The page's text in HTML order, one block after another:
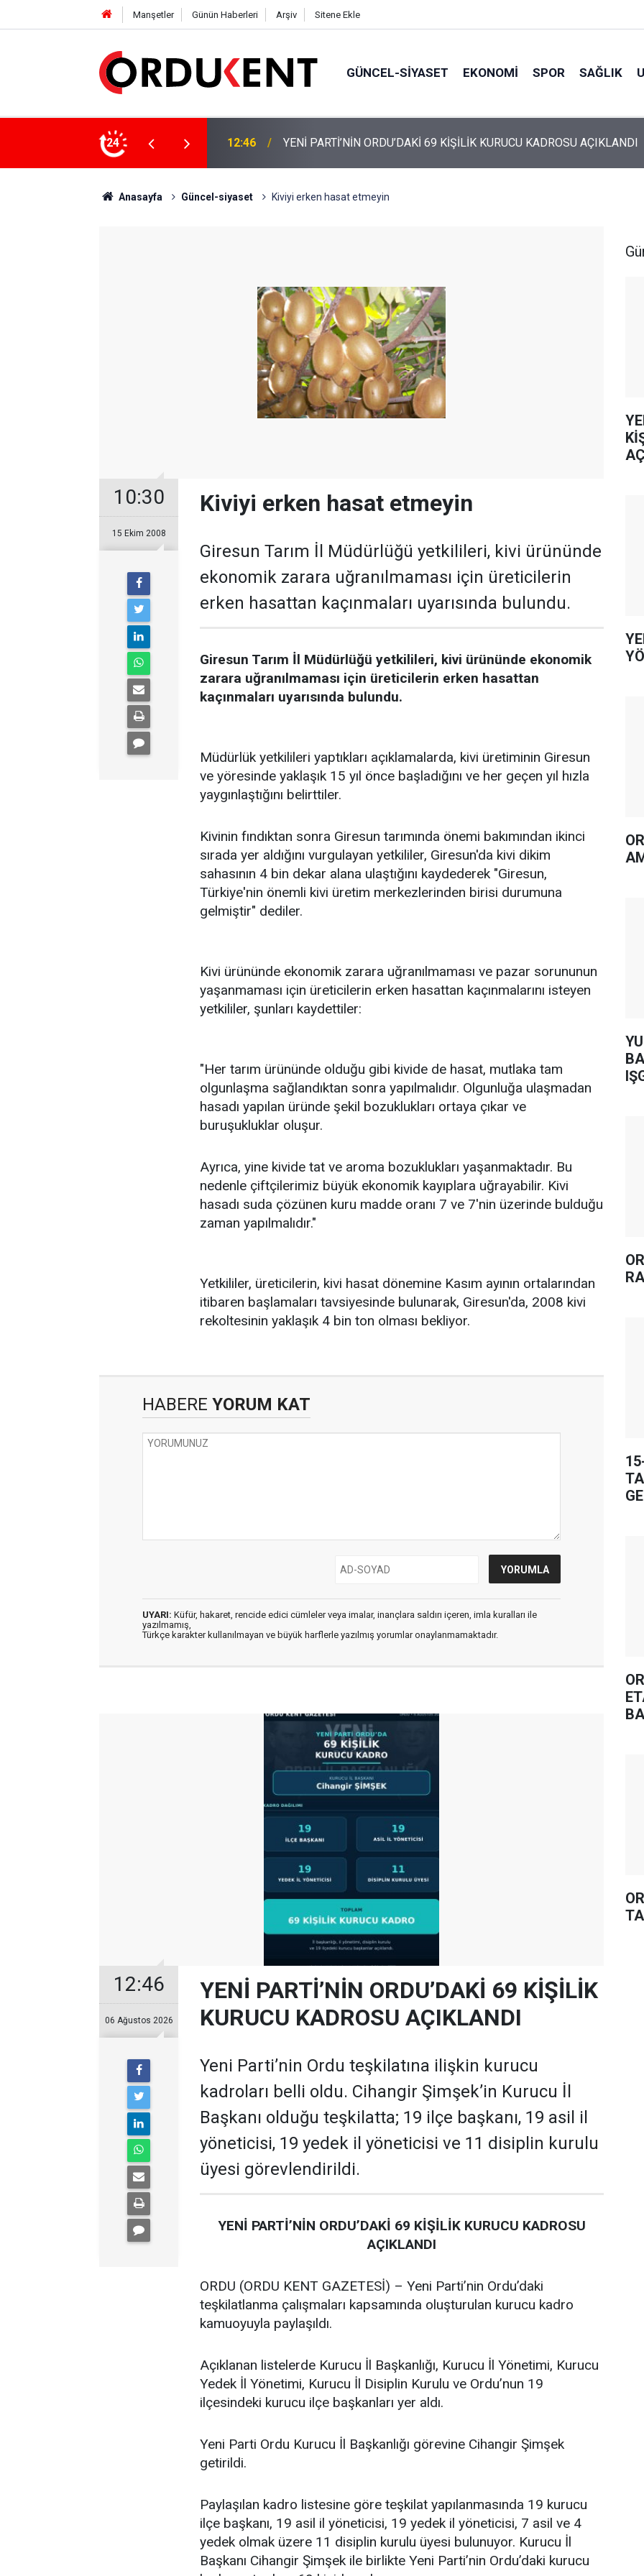
Manşetler Günün Haberleri Arşiv Sitene Ekle
GÜNCEL-SIYASET EKONOMI SPOR SAĞLIK
24
KURUCU KADROSU AÇIKLANDI 12:22 YENİ PARTİ ALTINORDU’DA KURUCU YÖNETİMİNİ AÇIKLADI
Anasayfa Güncel-siyaset Kiviyi erken hasat etmeyin
10:30
15 Ekim 2008
Kiviyi erken hasat etmeyin
Giresun Tarım İl Müdürlüğü yetkilileri, kivi ürününde
ekonomik zarara uğranılmaması için üreticilerin
erken hasattan kaçınmaları uyarısında bulundu.
Giresun Tarım İl Müdürlüğü yetkilileri, kivi ürününde ekonomik
zarara uğranılmaması için üreticilerin erken hasattan
kaçınmaları uyarısında bulundu.
Müdürlük yetkilileri yaptıkları açıklamalarda, kivi üretiminin Giresun
ve yöresinde yaklaşık 15 yıl önce başladığını ve her geçen yıl hızla
yaygınlaştığını belirttiler.
Kivinin fındıktan sonra Giresun tarımında önemi bakımından ikinci
sırada yer aldığını vurgulayan yetkililer, Giresun'da kivi dikim
sahasının 4 bin dekar alana ulaştığını kaydederek "Giresun,
Türkiye'nin önemli kivi üretim merkezlerinden birisi durumuna
gelmiştir" dediler.
Kivi ürününde ekonomik zarara uğranılmaması ve pazar sorununun
yaşanmaması için üreticilerin erken hasattan kaçınmalarını isteyen
yetkililer, şunları kaydettiler:
"Her tarım ürününde olduğu gibi kivide de hasat, mutlaka tam
olgunlaşma sağlandıktan sonra yapılmalıdır. Olgunluğa ulaşmadan
hasadı yapılan üründe şekil bozuklukları ortaya çıkar ve
buruşukluklar oluşur.
Ayrıca, yine kivide tat ve aroma bozuklukları yaşanmaktadır. Bu
nedenle çiftçilerimiz büyük ekonomik kayıplara uğrayabilir. Kivi
hasadı suda çözünen kuru madde oranı 7 ve 7'nin üzerinde bulduğu
zaman yapılmalıdır."
Yetkililer, üreticilerin, kivi hasat dönemine Kasım ayının ortalarından
itibaren başlamaları tavsiyesinde bulunarak, Giresun'da, 2008 kivi
rekoltesinin yaklaşık 4 bin ton olması bekliyor.
HABERE YORUM KAT
UYARI: Küfür, hakaret, rencide edici cümleler veya imalar, inançlara saldırı içeren, imla kuralları ile
yazılmamış,
Türkçe karakter kullanılmayan ve büyük harflerle yazılmış yorumlar onaylanmamaktadır.
12:46
06 Ağustos 2026
YENİ PARTİ’NİN ORDU’DAKİ 69 KİŞİLİK
KURUCU KADROSU AÇIKLANDI
Yeni Parti’nin Ordu teşkilatına ilişkin kurucu
kadroları belli oldu. Cihangir Şimşek’in Kurucu İl
Başkanı olduğu teşkilatta; 19 ilçe başkanı, 19 asil il
yöneticisi, 19 yedek il yöneticisi ve 11 disiplin kurulu
üyesi görevlendirildi.
YENİ PARTİ’NİN ORDU’DAKİ 69 KİŞİLİK KURUCU KADROSU
AÇIKLANDI
ORDU (ORDU KENT GAZETESİ) – Yeni Parti’nin Ordu’daki
teşkilatlanma çalışmaları kapsamında oluşturulan kurucu kadro
kamuoyuyla paylaşıldı.
Açıklanan listelerde Kurucu İl Başkanlığı, Kurucu İl Yönetimi, Kurucu
Yedek İl Yönetimi, Kurucu İl Disiplin Kurulu ve Ordu’nun 19
ilçesindeki kurucu ilçe başkanları yer aldı.
Yeni Parti Ordu Kurucu İl Başkanlığı görevine Cihangir Şimşek
getirildi.
Paylaşılan kadro listesine göre teşkilat yapılanmasında 19 kurucu
ilçe başkanı, 19 asil il yöneticisi, 19 yedek il yöneticisi, 7 asil ve 4
yedek olmak üzere 11 disiplin kurulu üyesi bulunuyor. Kurucu İl
Başkanı Cihangir Şimşek ile birlikte Yeni Parti’nin Ordu’daki kurucu
YUH